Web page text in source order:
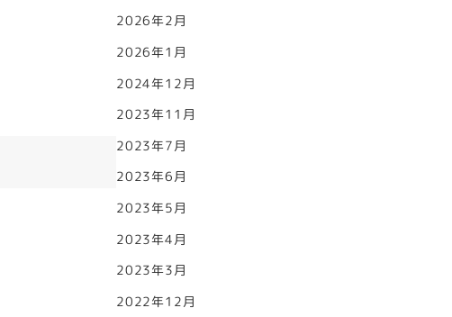
2026年2月
2026年1月
2024年12月
2023年11月
2023年7月
2023年6月
2023年5月
2023年4月
2023年3月
2022年12月